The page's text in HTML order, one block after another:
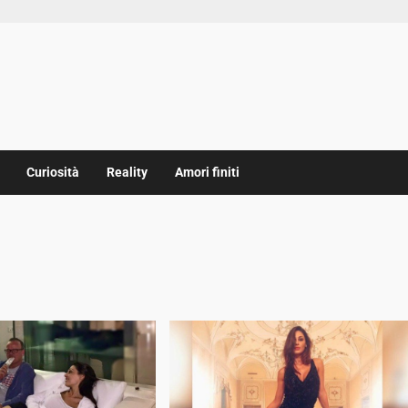
Curiosità Reality Amori finiti